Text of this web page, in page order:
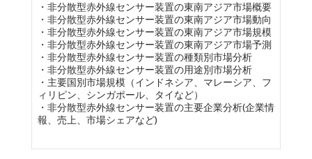
・非分散型赤外線センサー装置の東南アジア市場概要
・非分散型赤外線センサー装置の東南アジア市場動向
・非分散型赤外線センサー装置の東南アジア市場規模
・非分散型赤外線センサー装置の東南アジア市場予測
・非分散型赤外線センサー装置の種類別市場分析
・非分散型赤外線センサー装置の用途別市場分析
・主要国別市場規模（インドネシア、マレーシア、フ
ィリピン、シンガポール、タイなど）
・非分散型赤外線センサー装置の主要企業分析(企業情
報、売上、市場シェアなど)